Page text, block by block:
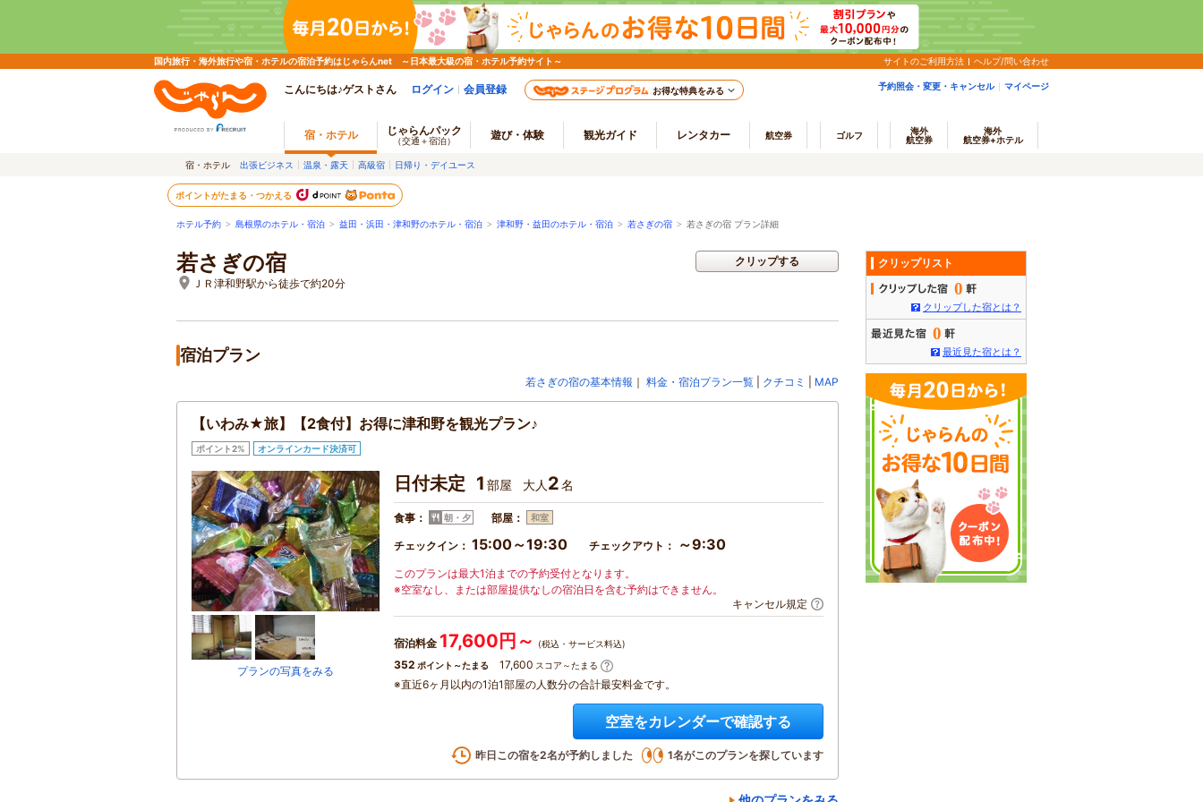
国内旅行・海外旅行や宿・ホテルの宿泊予約はじゃらんnet ～日本最大級の宿・ホテル予約サイト～ サイトのご利用方法 ヘルプ/問い合わせ
こんにちは♪ゲストさん ログイン 会員登録 お得な特典をみる 予約照会・変更・キャンセル マイページ
宿・ホテル じゃらんパック
（交通＋宿泊） 遊び・体験 観光ガイド レンタカー 航空券 ゴルフ
海外
航空券
海外
航空券+ホテル
宿・ホテル 出張ビジネス 温泉・露天 高級宿 日帰り・デイユース
ポイントがたまる・つかえる
ホテル予約 > 島根県のホテル・宿泊 > 益田・浜田・津和野のホテル・宿泊 > 津和野・益田のホテル・宿泊 > 若さぎの宿 > 若さぎの宿 プラン詳細
若さぎの宿
ＪＲ津和野駅から徒歩で約20分
クリップする
宿泊プラン
若さぎの宿の基本情報 ｜ 料金・宿泊プラン一覧 クチコミ MAP
【いわみ★旅】【2食付】お得に津和野を観光プラン♪
ポイント2% オンラインカード決済可
プランの写真をみる
日付未定 1 部屋 大人 2名
食事： 朝・夕 部屋： 和室
チェックイン： 15:00～19:30 チェックアウト： ～9:30
このプランは最大1泊までの予約受付となります。
※空室なし、または部屋提供なしの宿泊日を含む予約はできません。
キャンセル規定
宿泊料金 17,600円～ (税込・サービス料込)
352 ポイント～たまる 17,600 スコア～たまる
※直近6ヶ月以内の1泊1部屋の人数分の合計最安料金です。
空室をカレンダーで確認する
昨日この宿を2名が予約しました 1名がこのプランを探しています
クリップリスト
0
クリップした宿とは？
0
最近見た宿とは？